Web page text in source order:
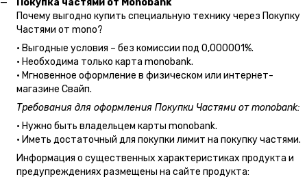
Покупка частями от Monobank
Почему выгодно купить специальную технику через Покупку
Частями от mono?
• Выгодные условия – без комиссии под 0,000001%.
• Необходима только карта monobank.
• Мгновенное оформление в физическом или интернет-
магазине Cвайп.
Требования для оформления Покупки Частями от monobank:
• Нужно быть владельцем карты monobank.
• Иметь достаточный для покупки лимит на покупку частями.
Информация о существенных характеристиках продукта и
предупреждениях размещены на сайте продукта: